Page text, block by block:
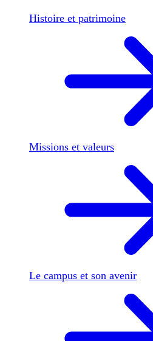
Histoire et patrimoine
Missions et valeurs
Le campus et son avenir